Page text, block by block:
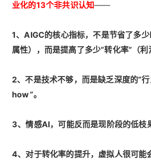
业化的13个非共识认知——
1、AIGC的核心指标，不是节省了多
属性），而是提高了多少“转化率”（利
2、不是技术不够，而是缺乏深度的“
how”。
3、情感AI，可能反而是现阶段的低枝
4、对于转化率的提升，虚拟人很可能